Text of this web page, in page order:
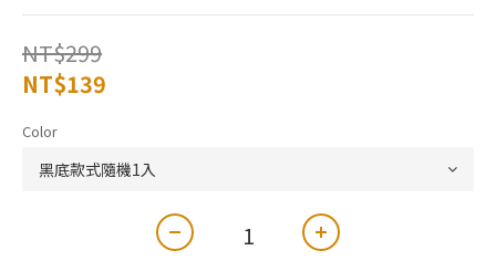
NT$299
NT$139
Color